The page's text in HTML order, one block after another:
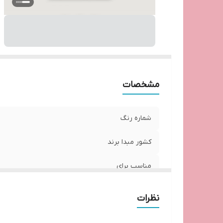
مشخصات
شماره رنگ
کشور مبدا برند
مناسب برای
نظرات